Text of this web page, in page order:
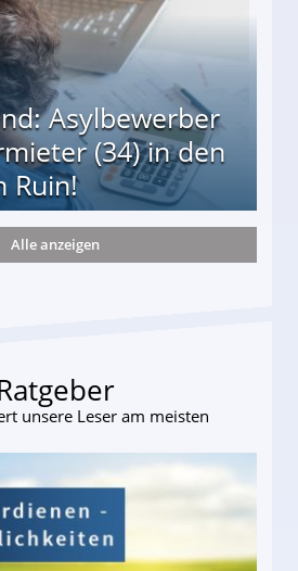
Asylbewerber
(34) in den
Ruin!
Ruin!
Alle anzeigen
unsere Leser am meisten